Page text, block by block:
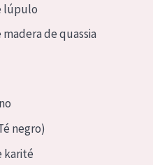
lúpulo
de quassia
negro)
karité